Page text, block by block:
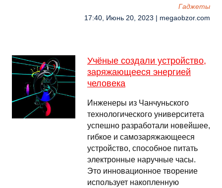
Гаджеты
17:40, Июнь 20, 2023 | megaobzor.com
Учёные создали устройство,
заряжающееся энергией
человека
Инженеры из Чанчуньского
технологического университета
успешно разработали новейшее,
гибкое и самозаряжающееся
устройство, способное питать
электронные наручные часы.
Это инновационное творение
использует накопленную